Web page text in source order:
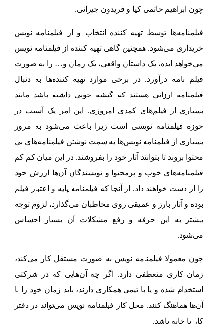
چون ابراهیم حاتمی کیا و فریدون جیرانی.
فیلمنامه‌ها توسط تهیه کننده انتخاب و از فیلمنامه نویس
خریداری می‌شود. همچنین گاهی تهیه کننده از فیلمنامه نویس
می‌خواهد ایده، یک داستان واقعی، یک رمان و… را به صورت
فیلم نامه درآورد. در برخی موارد تهیه کننده‌ها به دنبال
فیلمنامه ارزانی هستند که گیشه خوبی داشته باشد مانند
بسیاری از فیلم‌های کمدی امروزی. این امر یک آسیب در
حوزه فیلمنامه نویسی است زیرا باعث می‌شود به مرور
بسیاری از فیلمنامه نویس‌ها به سمت نوشتن فیلمنامه‌های بی
محتوا بروند تا بتوانند آثار خود را بفروشند. در این میان کم کم
فیلمنامه‌های خوب و پرمحتوا و نویسندگان آن‌ها ارزش خود
را از دست خواهند داد. از آنجا که فیلمنامه پایه و اعتبار فیلم
بوده و آثار بارز و عمیقی روی مخاطبان می‌گذارد، لزوم توجه
بیشتر به این حرفه و رفع مشکلات آن بسیار احساس
می‌شود.
چون معمولا فیلمنامه نویس به صورت مستقل کار می‌کند،
زمان کاری منعطفی دارد. اگر چه آن‌هایی که در شرکتی
استخدام شده و یا با تیمی همکاری دارند، باید زمان خود را با
آن‌ها هماهنگ کنند. محل کار فیلمنامه نویس می‌تواند در دفتر
کار یا خانه باشد.